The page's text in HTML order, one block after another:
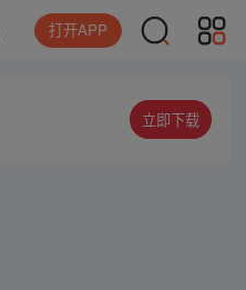
打开APP
立即下载